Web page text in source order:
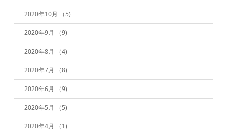
2020年10月 （5)
2020年9月 （9)
2020年8月 （4)
2020年7月 （8)
2020年6月 （9)
2020年5月 （5)
2020年4月 （1)